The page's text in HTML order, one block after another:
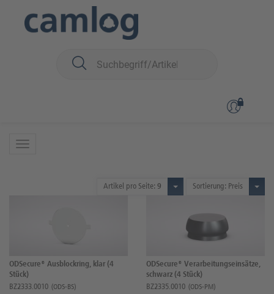
12 Produkte
Artikel pro Seite: 9 Sortierung: Preis
ODSecure® Ausblockring, klar (4
Stück)
BZ2333.0010 (ODS-BS)
ODSecure® Verarbeitungseinsätze,
schwarz (4 Stück)
BZ2335.0010 (ODS-PM)